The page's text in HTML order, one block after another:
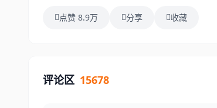
点赞 8.9万 分享 收藏
评论区 15678